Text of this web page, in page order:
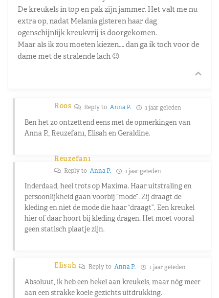
De kreukels in top en pak zijn jammer. Het valt me nu
extra op, nadat Melania gisteren haar dag
ogenschijnlijk kreukvrij is doorgekomen.
Maar als ik zou moeten kiezen…. dan ga ik toch voor de
dame met de stralende lach 😉
Roos Reply to Anna P. 1 jaar geleden
Ben het zo ontzettend eens met de opmerkingen van
Anna P., Reuzefan1, Elisah en Geraldine.
Reuzefan1
Reply to Anna P. 1 jaar geleden
Inderdaad, heel trots op Maxima. Haar uitstraling en
persoonlijkheid gaan voorbij “mode”. Zij draagt de
kleding en niet de mode die haar “draagt”. Een kreukel
hier of daar hoort bij kleding dragen. Het moet vooral
geen statisch plaatje zijn.
Elisah Reply toAnna P. 1 jaar geleden
Absoluut, ik heb een hekel aan kreukels, maar nóg meer
aan een strakke koele gezichts uitdrukking.